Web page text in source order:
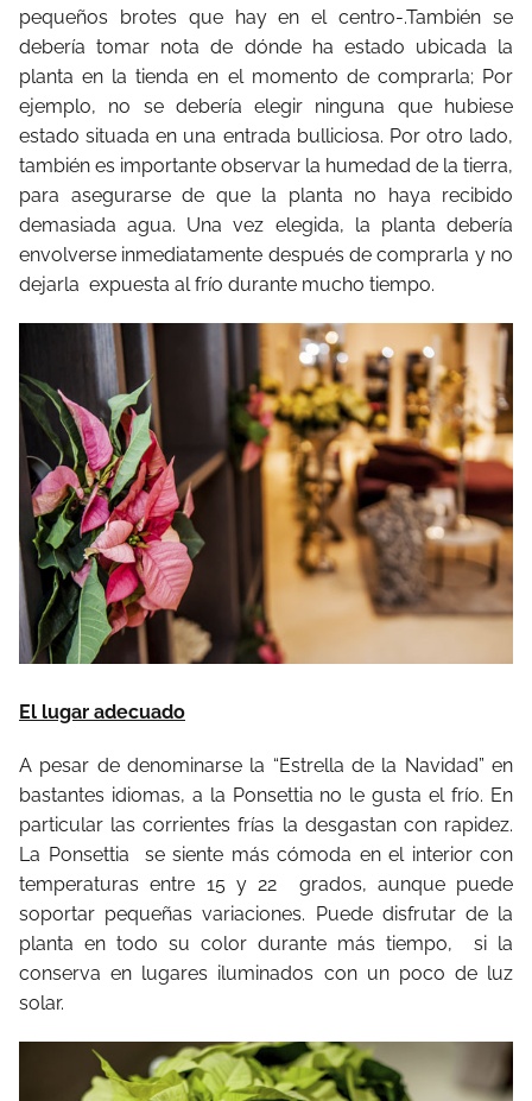
pequeños brotes que hay en el centro-.También se
debería tomar nota de dónde ha estado ubicada la
planta en la tienda en el momento de comprarla; Por
ejemplo, no se debería elegir ninguna que hubiese
estado situada en una entrada bulliciosa. Por otro lado,
también es importante observar la humedad de la tierra,
para asegurarse de que la planta no haya recibido
demasiada agua. Una vez elegida, la planta debería
envolverse inmediatamente después de comprarla y no
dejarla expuesta al frío durante mucho tiempo.
El lugar adecuado
A pesar de denominarse la “Estrella de la Navidad” en
bastantes idiomas, a la Ponsettia no le gusta el frío. En
particular las corrientes frías la desgastan con rapidez.
La Ponsettia se siente más cómoda en el interior con
temperaturas entre 15 y 22 grados, aunque puede
soportar pequeñas variaciones. Puede disfrutar de la
planta en todo su color durante más tiempo, si la
conserva en lugares iluminados con un poco de luz
solar.